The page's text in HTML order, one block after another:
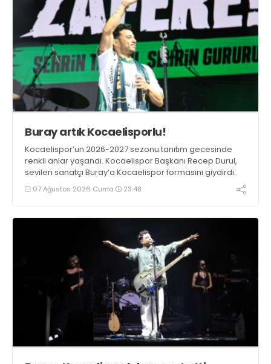
Buray artık Kocaelisporlu!
Kocaelispor’un 2026-2027 sezonu tanıtım gecesinde
renkli anlar yaşandı. Kocaelispor Başkanı Recep Durul,
sevilen sanatçı Buray’a Kocaelispor formasını giydirdi.
07 Ağustos 2026 Cuma 23:48